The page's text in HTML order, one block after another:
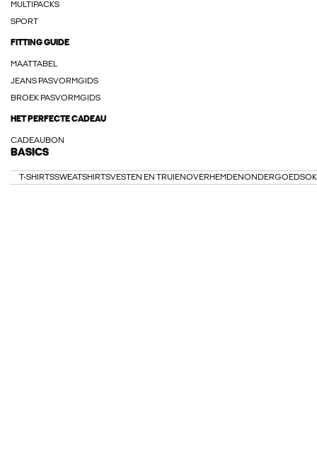
MULTIPACKS
SPORT
FITTING GUIDE
MAATTABEL
JEANS PASVORMGIDS
BROEK PASVORMGIDS
HET PERFECTE CADEAU
CADEAUBON
BASICS
T-SHIRTSSWEATSHIRTSVESTEN EN TRUIENOVERHEMDENONDERGOED